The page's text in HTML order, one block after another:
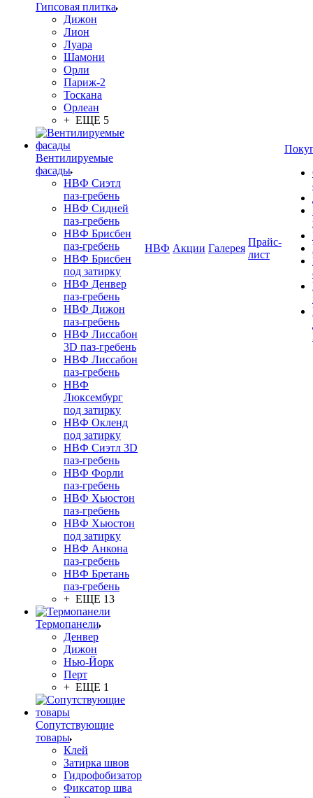
Гипсовая плитка
Дижон
Лион
Луара
Шамони
Орли
Париж-2
Тоскана
Орлеан
+ ЕЩЕ 5
Вентилируемые
фасады
НВФ Сиэтл
паз-гребень
НВФ Сидней
паз-гребень
НВФ Брисбен
паз-гребень
НВФ Брисбен
под затирку
НВФ Денвер
паз-гребень
НВФ Дижон
паз-гребень
НВФ Лиссабон
3D паз-гребень
НВФ Лиссабон
паз-гребень
НВФ
Люксембург
под затирку
НВФ Окленд
под затирку
НВФ Сиэтл 3D
паз-гребень
НВФ Форли
паз-гребень
НВФ Хьюстон
паз-гребень
НВФ Хьюстон
под затирку
НВФ Анкона
паз-гребень
НВФ Бретань
паз-гребень
+ ЕЩЕ 13
Термопанели
Денвер
Дижон
Нью-Йорк
Перт
+ ЕЩЕ 1
Сопутствующие
товары
Клей
Затирка швов
Гидрофобизатор
Фиксатор шва
НВФ Акции Галерея
Прайс-
лист